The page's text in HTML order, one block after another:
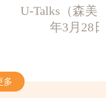
U-Talks（森美
年3月28日
多